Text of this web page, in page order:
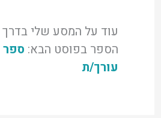
עוד על המסע שלי
הספר בפוסט הבא:
עורך/ת